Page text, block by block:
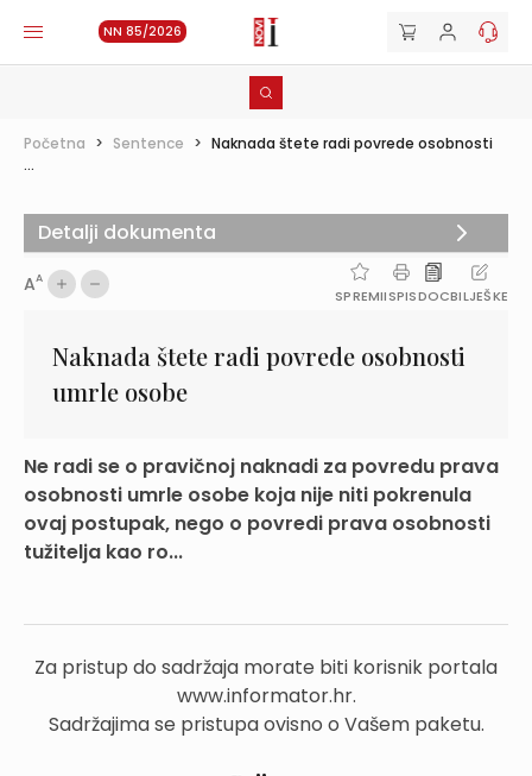
NN 85/2026
Početna > Sentence > Naknada štete radi povrede osobnosti
...
AA
SPREMIISPISDOCBILJEŠKE
Naknada štete radi povrede osobnosti
umrle osobe
Ne radi se o pravičnoj naknadi za povredu prava
osobnosti umrle osobe koja nije niti pokrenula
ovaj postupak, nego o povredi prava osobnosti
tužitelja kao ro...
Za pristup do sadržaja morate biti korisnik portala
www.informator.hr.
Sadržajima se pristupa ovisno o Vašem paketu.
Detalji dokumenta